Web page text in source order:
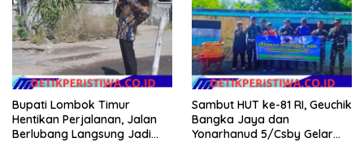
Bupati Lombok Timur
Hentikan Perjalanan, Jalan
Berlubang Langsung Jadi
Sambut HUT ke-81 RI, Geuchik
Bangka Jaya dan
Yonarhanud 5/Csby Gelar